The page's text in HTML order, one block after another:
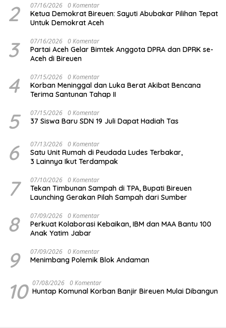
2 07/16/2026 0 Komentar
Ketua Demokrat Bireuen: Sayuti Abubakar Pilihan Tepat
Untuk Demokrat Aceh
3 07/16/2026 0 Komentar
Partai Aceh Gelar Bimtek Anggota DPRA dan DPRK se-
Aceh di Bireuen
4 07/15/2026 0 Komentar
Korban Meninggal dan Luka Berat Akibat Bencana
Terima Santunan Tahap II
5 07/15/2026 0 Komentar
37 Siswa Baru SDN 19 Juli Dapat Hadiah Tas
6 07/13/2026 0 Komentar
Satu Unit Rumah di Peudada Ludes Terbakar,
3 Lainnya Ikut Terdampak
7 07/10/2026 0 Komentar
Tekan Timbunan Sampah di TPA, Bupati Bireuen
Launching Gerakan Pilah Sampah dari Sumber
8 07/09/2026 0 Komentar
Perkuat Kolaborasi Kebaikan, IBM dan MAA Bantu 100
Anak Yatim Jabar
9 07/09/2026 0 Komentar
Menimbang Polemik Blok Andaman
10 07/08/2026 0 Komentar
Huntap Komunal Korban Banjir Bireuen Mulai Dibangun